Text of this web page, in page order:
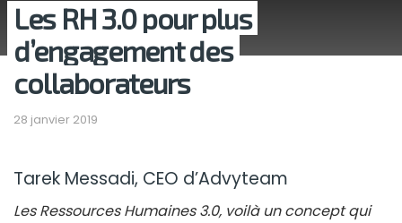
Les RH 3.0 pour plus
d’engagement des
collaborateurs
28 janvier 2019
Tarek Messadi, CEO d’Advyteam
Les Ressources Humaines 3.0, voilà un concept qui